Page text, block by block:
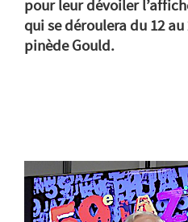
pour leur dévoiler
qui se déroulera du 12
pinède Gould.